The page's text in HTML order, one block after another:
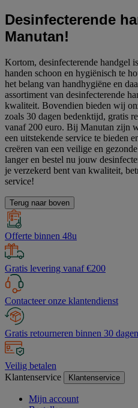
Desinfecterende
Manutan!
Kortom, desinfecterende handgel
handen schoon en hygiënisch te
het belang van handhygiëne en
assortiment van desinfecterende
kwaliteit. Bovendien bieden wij
zoals 30 dagen bedenktijd, gratis
vanaf 200 euro. Bij Manutan zijn
een uitstekende service te bieden
creëren van een veilige en
langer en bestel nu jouw
je verzekerd bent van kwaliteit,
service!
Terug naar boven
Offerte binnen 48u
Gratis levering vanaf €200
Contacteer onze klantendienst
Gratis retourneren binnen 30 dagen
Veilig betalen
Klantenservice
Klantenservice
Mijn account